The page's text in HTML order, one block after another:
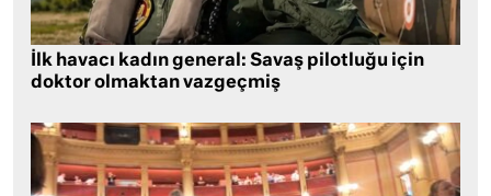
İlk havacı kadın general: Savaş pilotluğu için
doktor olmaktan vazgeçmiş